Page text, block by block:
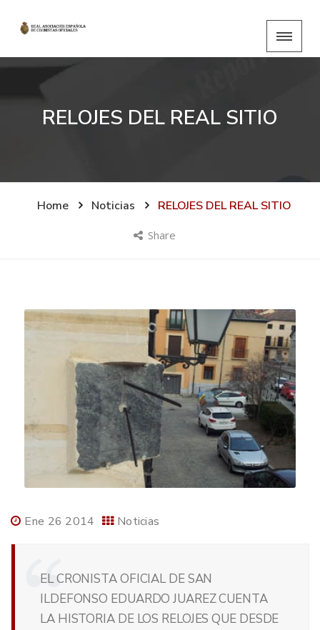
RELOJES DEL REAL SITIO
Home Noticias RELOJES DEL REAL SITIO
Share
Ene 26 2014 Noticias
EL CRONISTA OFICIAL DE SAN
ILDEFONSO EDUARDO JUAREZ CUENTA
LA HISTORIA DE LOS RELOJES QUE DESDE